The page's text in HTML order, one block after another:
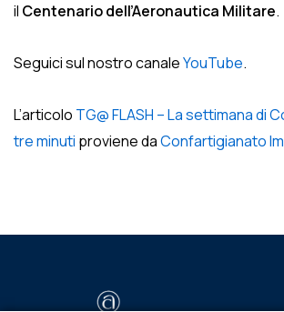
il Centenario dell’Aeronautica Militare.
Seguici sul nostro canaleYouTube.
L’articolo TG@ FLASH – La settimana di
tre minuti proviene daConfartigianato